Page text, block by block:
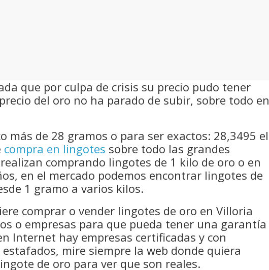
que por culpa de crisis su precio pudo tener
del oro no ha parado de subir, sobre todo en
más de 28 gramos o para ser exactos: 28,3495 el
compra en lingotes sobre todo las grandes
comprando lingotes de 1 kilo de oro o en
en el mercado podemos encontrar lingotes de
1 gramo a varios kilos.
comprar o vender lingotes de oro en Villoria
o empresas para que pueda tener una garantía
Internet hay empresas certificadas y con
mire siempre la web donde quiera
de oro para ver que son reales.